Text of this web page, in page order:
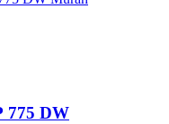
775 DW